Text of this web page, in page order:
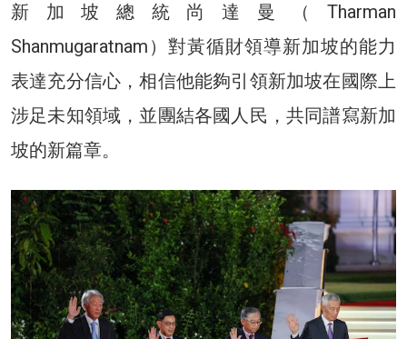
新加坡總統尚達曼（Tharman
Shanmugaratnam）對黃循財領導新加坡的能力
表達充分信心，相信他能夠引領新加坡在國際上
涉足未知領域，並團結各國人民，共同譜寫新加
坡的新篇章。